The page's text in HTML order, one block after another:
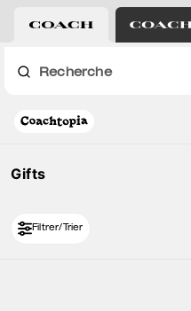
Recherche
Gifts
Filtrer/Trier